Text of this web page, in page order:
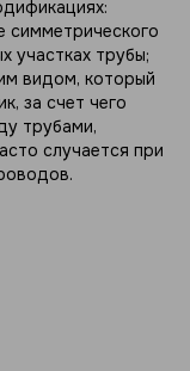
симметрического
участках трубы;
видом, который
за счет чего
трубами,
случается при